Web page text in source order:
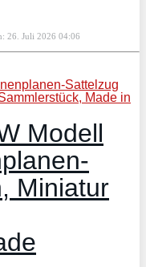
26. Juli 2026 04:06
Modell
Miniatur